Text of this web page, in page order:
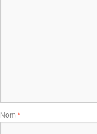
Nom *